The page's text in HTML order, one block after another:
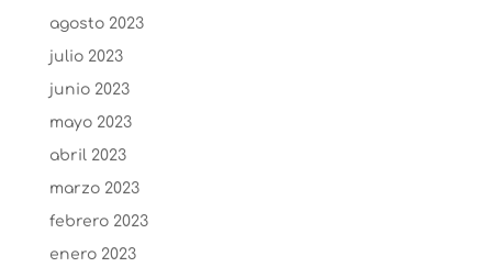
agosto 2023
julio 2023
junio 2023
mayo 2023
abril 2023
marzo 2023
febrero 2023
enero 2023